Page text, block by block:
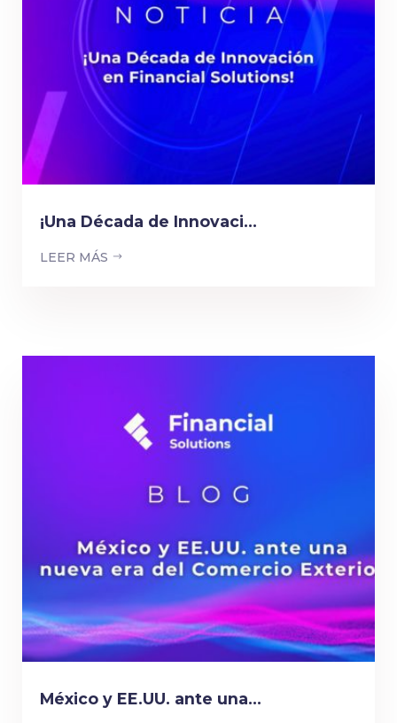
¡Una Década de Innovaci...
LEER MÁS
México y EE.UU. ante una...